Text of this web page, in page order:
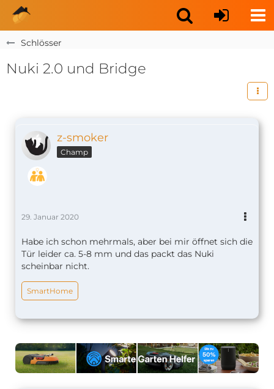
Schlösser
Nuki 2.0 und Bridge
z-smoker
Champ
29. Januar 2020
Habe ich schon mehrmals, aber bei mir öffnet sich die
Tür leider ca. 5-8 mm und das packt das Nuki
scheinbar nicht.
SmartHome